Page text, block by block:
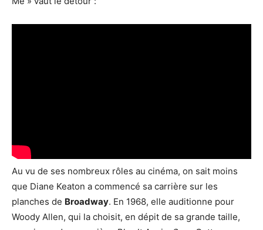
Au vu de ses nombreux rôles au cinéma, on sait moins
que Diane Keaton a commencé sa carrière sur les
planches de Broadway. En 1968, elle auditionne pour
Woody Allen, qui la choisit, en dépit de sa grande taille,